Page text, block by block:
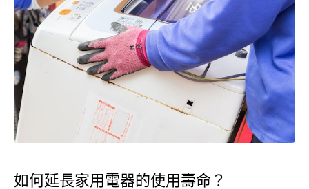
如何延長家用電器的使用壽命？